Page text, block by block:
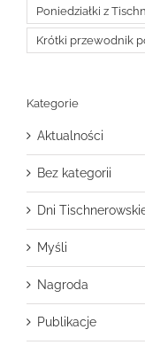
Poniedziałki z
Krótki przewodnik
Kategorie
Aktualności
Bez kategorii
Dni
Myśli
Nagroda
Publikacje